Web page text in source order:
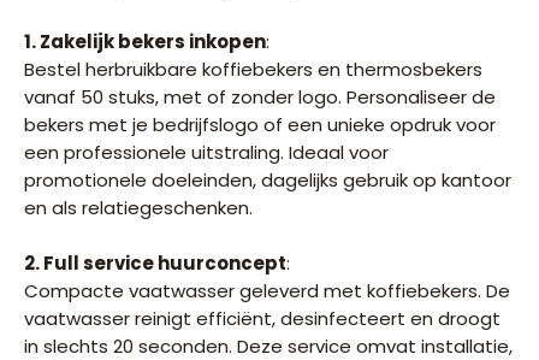
1. Zakelijk bekers inkopen:
Bestel herbruikbare koffiebekers en thermosbekers
vanaf 50 stuks, met of zonder logo. Personaliseer de
bekers met je bedrijfslogo of een unieke opdruk voor
een professionele uitstraling. Ideaal voor
promotionele doeleinden, dagelijks gebruik op kantoor
en als relatiegeschenken.
2. Full service huurconcept:
Compacte vaatwasser geleverd met koffiebekers. De
vaatwasser reinigt efficiënt, desinfecteert en droogt
in slechts 20 seconden. Deze service omvat installatie,